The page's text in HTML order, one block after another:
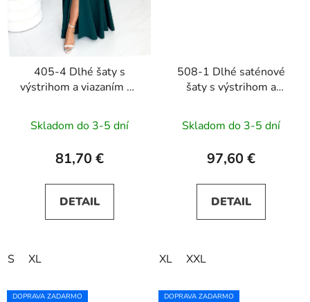
405-4 Dlhé šaty s
výstrihom a viazaním na
zelené
Skladom do 3-5 dní
81,70 €
DETAIL
S XL
508-1 Dlhé saténové
šaty s výstrihom a
tmavomodré
Skladom do 3-5 dní
97,60 €
DETAIL
XL XXL
DOPRAVA ZADARMO
DOPRAVA ZADARMO